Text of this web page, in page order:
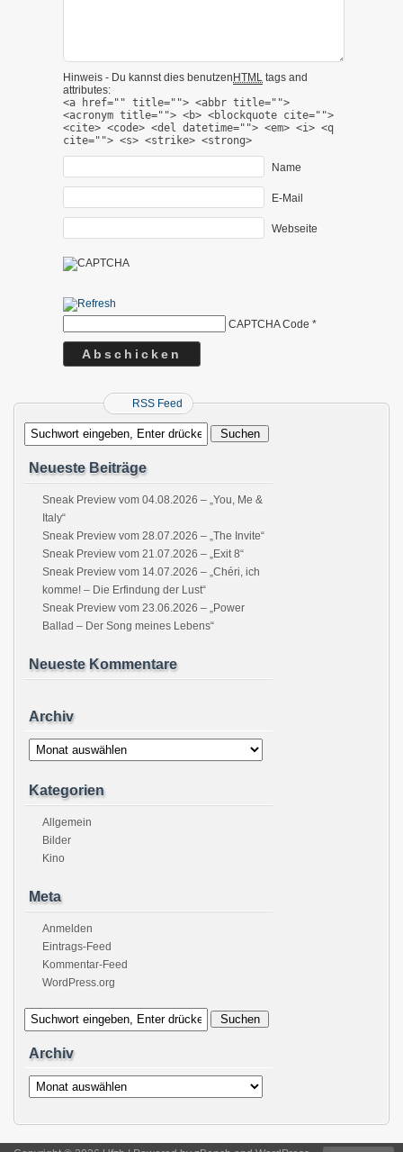
Hinweis - Du kannst dies benutzen HTML tags and
attributes:
<a href="" title=""> <abbr title="">
<acronym title=""> <b> <blockquote cite="">
<cite> <code> <del datetime=""> <em> <i> <q
cite=""> <s> <strike> <strong>
Name
E-Mail
Webseite
CAPTCHA Code *
RSS Feed
Neueste Beiträge
Sneak Preview vom 04.08.2026 – „You, Me &
Italy“
Sneak Preview vom 28.07.2026 – „The Invite“
Sneak Preview vom 21.07.2026 – „Exit 8“
Sneak Preview vom 14.07.2026 – „Chéri, ich
komme! – Die Erfindung der Lust“
Sneak Preview vom 23.06.2026 – „Power
Ballad – Der Song meines Lebens“
Neueste Kommentare
Archiv
Archiv
Kategorien
Allgemein
Bilder
Kino
Meta
Anmelden
Eintrags-Feed
Kommentar-Feed
WordPress.org
Archiv
Archiv